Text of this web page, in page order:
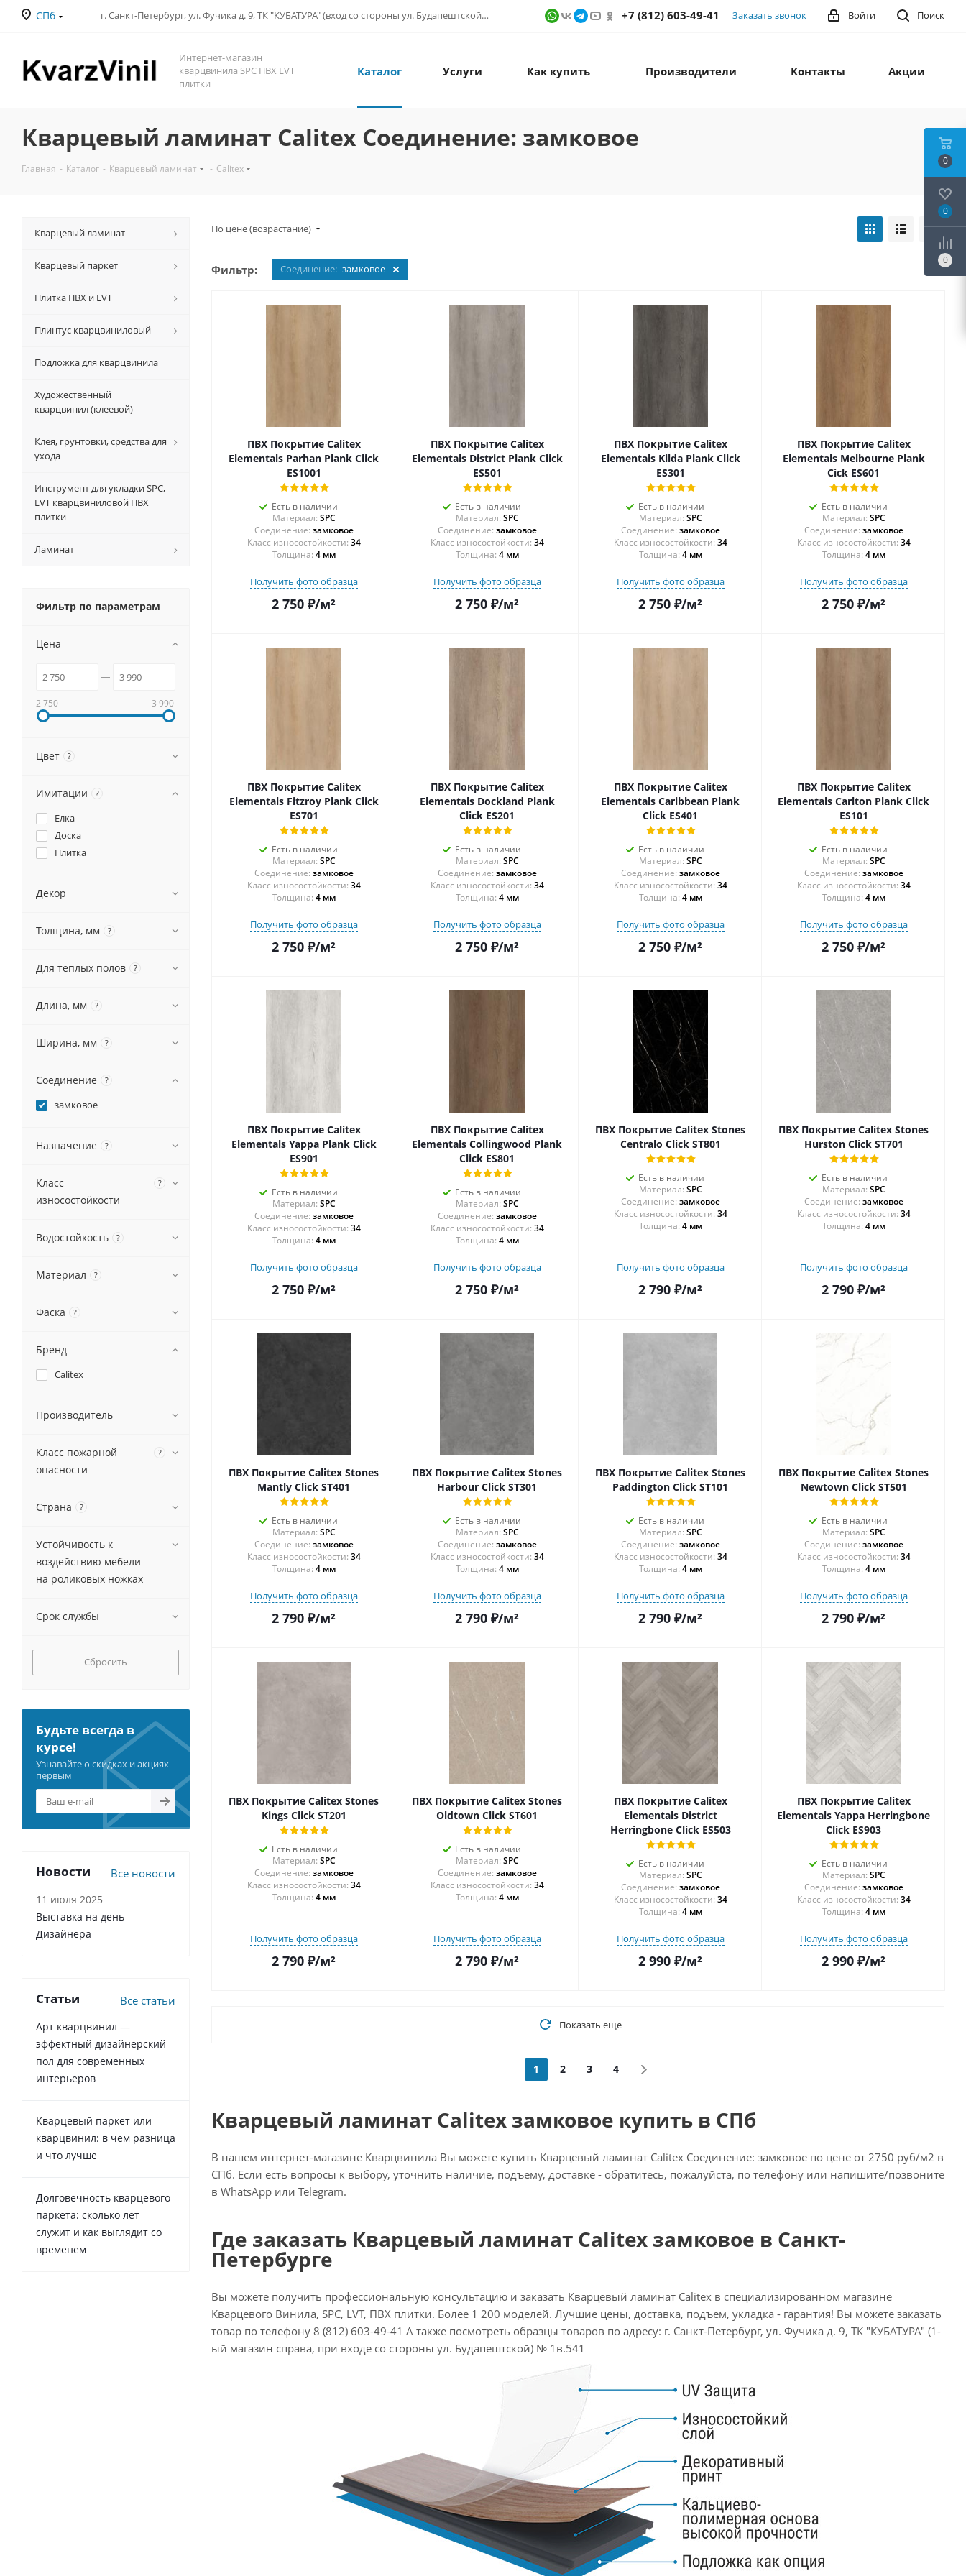
СПб г. Санкт-Петербург, ул. Фучика д. 9, ТК "КУБАТУРА" (вход со стороны ул. Будапештской) № 1в.541 Поиск
Войти
+7 (812) 603-49-41 Заказать звонок
Интернет-магазин
кварцвинила SPC ПВХ LVT
плитки
Каталог Услуги Как купить Производители Контакты Акции
Кварцевый ламинат Calitex Соединение: замковое
Главная - Каталог - Кварцевый ламинат - Calitex
По цене (возрастание)
Фильтр: Соединение: замковое
ПВХ Покрытие Calitex
Elementals Parhan Plank Click
ES1001
Есть в наличии
Материал: SPC
Соединение: замковое
34
Толщина: 4 мм
Получить фото образца
2 750 ₽/м²
ПВХ Покрытие Calitex
Elementals District Plank Click
ES501
Есть в наличии
Материал: SPC
Соединение: замковое
34
Толщина: 4 мм
Получить фото образца
2 750 ₽/м²
ПВХ Покрытие Calitex
Elementals Kilda Plank Click
ES301
Есть в наличии
Материал: SPC
Соединение: замковое
34
Толщина: 4 мм
Получить фото образца
2 750 ₽/м²
ПВХ Покрытие Calitex
Elementals Melbourne Plank
Cick ES601
Есть в наличии
Материал: SPC
Соединение: замковое
34
Толщина: 4 мм
Получить фото образца
2 750 ₽/м²
ПВХ Покрытие Calitex
Elementals Fitzroy Plank Click
ES701
Есть в наличии
Материал: SPC
Соединение: замковое
34
Толщина: 4 мм
Получить фото образца
2 750 ₽/м²
ПВХ Покрытие Calitex
Elementals Dockland Plank
Click ES201
Есть в наличии
Материал: SPC
Соединение: замковое
34
Толщина: 4 мм
Получить фото образца
2 750 ₽/м²
ПВХ Покрытие Calitex
Elementals Caribbean Plank
Click ES401
Есть в наличии
Материал: SPC
Соединение: замковое
34
Толщина: 4 мм
Получить фото образца
2 750 ₽/м²
ПВХ Покрытие Calitex
Elementals Carlton Plank Click
ES101
Есть в наличии
Материал: SPC
Соединение: замковое
34
Толщина: 4 мм
Получить фото образца
2 750 ₽/м²
ПВХ Покрытие Calitex
Elementals Yappa Plank Click
ES901
Есть в наличии
Материал: SPC
Соединение: замковое
34
Толщина: 4 мм
Получить фото образца
2 750 ₽/м²
ПВХ Покрытие Calitex
Elementals Collingwood Plank
Click ES801
Есть в наличии
Материал: SPC
Соединение: замковое
34
Толщина: 4 мм
Получить фото образца
2 750 ₽/м²
ПВХ Покрытие Calitex Stones
Centralo Click ST801
Есть в наличии
Материал: SPC
Соединение: замковое
34
Толщина: 4 мм
Получить фото образца
2 790 ₽/м²
ПВХ Покрытие Calitex Stones
Hurston Click ST701
Есть в наличии
Материал: SPC
Соединение: замковое
34
Толщина: 4 мм
Получить фото образца
2 790 ₽/м²
ПВХ Покрытие Calitex Stones
Mantly Click ST401
Есть в наличии
Материал: SPC
Соединение: замковое
34
Толщина: 4 мм
Получить фото образца
2 790 ₽/м²
ПВХ Покрытие Calitex Stones
Harbour Click ST301
Есть в наличии
Материал: SPC
Соединение: замковое
34
Толщина: 4 мм
Получить фото образца
2 790 ₽/м²
ПВХ Покрытие Calitex Stones
Paddington Click ST101
Есть в наличии
Материал: SPC
Соединение: замковое
34
Толщина: 4 мм
Получить фото образца
2 790 ₽/м²
ПВХ Покрытие Calitex Stones
Newtown Click ST501
Есть в наличии
Материал: SPC
Соединение: замковое
34
Толщина: 4 мм
Получить фото образца
2 790 ₽/м²
ПВХ Покрытие Calitex Stones
Kings Click ST201
Есть в наличии
Материал: SPC
Соединение: замковое
34
Толщина: 4 мм
Получить фото образца
2 790 ₽/м²
ПВХ Покрытие Calitex Stones
Oldtown Click ST601
Есть в наличии
Материал: SPC
Соединение: замковое
34
Толщина: 4 мм
Получить фото образца
2 790 ₽/м²
ПВХ Покрытие Calitex
Elementals District
Herringbone Click ES503
Есть в наличии
Материал: SPC
Соединение: замковое
34
Толщина: 4 мм
Получить фото образца
2 990 ₽/м²
ПВХ Покрытие Calitex
Elementals Yappa Herringbone
Click ES903
Есть в наличии
Материал: SPC
Соединение: замковое
34
Толщина: 4 мм
Получить фото образца
2 990 ₽/м²
Показать еще
1 2 3 4
Кварцевый ламинат Calitex замковое купить в СПб
В нашем интернет-магазине Кварцвинила Вы можете купить Кварцевый ламинат Calitex Соединение: замковое по цене от 2750 руб/м2 в
СПб. Если есть вопросы к выбору, уточнить наличие, подъему, доставке - обратитесь, пожалуйста, по телефону или напишите/позвоните
в WhatsApp или Telegram.
Где заказать Кварцевый ламинат Calitex замковое в Санкт-
Петербурге
Вы можете получить профессиональную консультацию и заказать Кварцевый ламинат Calitex в специализированном магазине
Кварцевого Винила, SPC, LVT, ПВХ плитки. Более 1 200 моделей. Лучшие цены, доставка, подъем, укладка - гарантия! Вы можете заказать
товар по телефону 8 (812) 603-49-41 А также посмотреть образцы товаров по адресу: г. Санкт-Петербург, ул. Фучика д. 9, ТК "КУБАТУРА" (1-
ый магазин справа, при входе со стороны ул. Будапештской) № 1в.541
Кварцевый ламинат
Кварцевый паркет
Плитка ПВХ и LVT
Плинтус кварцвиниловый
Подложка для кварцвинила
Художественный
кварцвинил (клеевой)
Клея, грунтовки, средства для
ухода
Инструмент для укладки SPC,
LVT кварцвиниловой ПВХ
плитки
Ламинат
Фильтр по параметрам
Цена
2 750 3 990
Цвет ?
Имитации ?
Ёлка
Доска
Плитка
Декор
Толщина, мм ?
Для теплых полов ?
Длина, мм ?
Ширина, мм ?
Соединение ?
замковое
Назначение ?
Класс
износостойкости
?
Водостойкость ?
Материал ?
Фаска ?
Бренд
Calitex
Производитель
Класс пожарной
опасности
?
Страна ?
Устойчивость к
воздействию мебели
на роликовых ножках
Срок службы
Сбросить
Будьте всегда в
курсе!
Узнавайте о скидках и акциях
первым
Новости Все новости
11 июля 2025
Выставка на день
Дизайнера
Статьи Все статьи
Арт кварцвинил —
эффектный дизайнерский
пол для современных
интерьеров
Кварцевый паркет или
кварцвинил: в чем разница
и что лучше
Долговечность кварцевого
паркета: сколько лет
служит и как выглядит со
временем
0
0
0